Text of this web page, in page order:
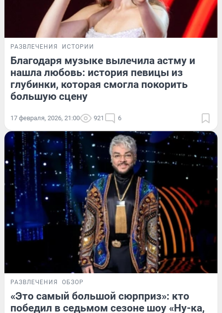
РАЗВЛЕЧЕНИЯ ИСТОРИИ
Благодаря музыке вылечила астму и
нашла любовь: история певицы из
глубинки, которая смогла покорить
большую сцену
17 февраля, 2026, 21:00 921 6
РАЗВЛЕЧЕНИЯ ОБЗОР
«Это самый большой сюрприз»: кто
победил в седьмом сезоне шоу «Ну-ка,